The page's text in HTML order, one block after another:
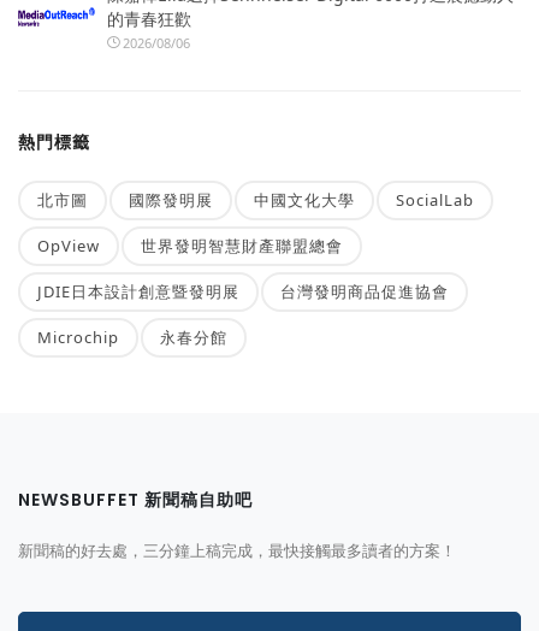
的青春狂歡
2026/08/06
熱門標籤
北市圖 國際發明展 中國文化大學 SocialLab
OpView 世界發明智慧財產聯盟總會
JDIE日本設計創意暨發明展 台灣發明商品促進協會
Microchip 永春分館
NEWSBUFFET 新聞稿自助吧
新聞稿的好去處，三分鐘上稿完成，最快接觸最多讀者的方案！